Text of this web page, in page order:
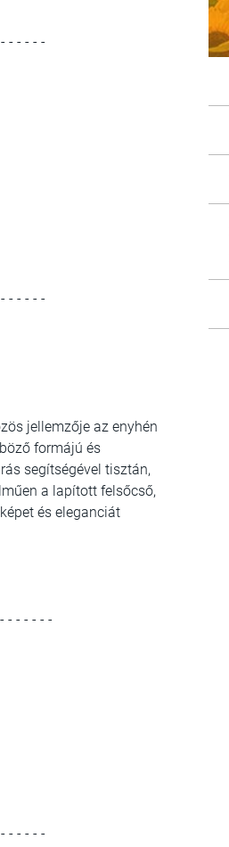
- - - - -
- - - - -
jellemzője az enyhén
formájú és
segítségével tisztán,
a lapított felsőcső,
és eleganciát
- - - - - -
- - - - -